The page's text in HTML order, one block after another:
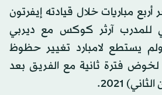
مباريات خلال قيادته إيفرتون
للمدرب آرثر كوكس مع ديربي
في 1988، ولم يستطع لامبارد تغيير حظوظ
فترة ثانية مع الفريق بعد
2021.